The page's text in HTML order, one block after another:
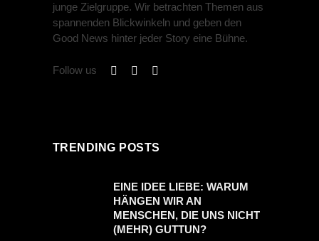
junge Zielgruppe. Wir betrachten Themen aus
spannenden Blickwinkeln und geben den
Good News hinter jeder Story eine Bühne.
Follow us
TRENDING POSTS
EINE IDEE LIEBE: WARUM
HÄNGEN WIR AN
MENSCHEN, DIE UNS NICHT
(MEHR) GUTTUN?